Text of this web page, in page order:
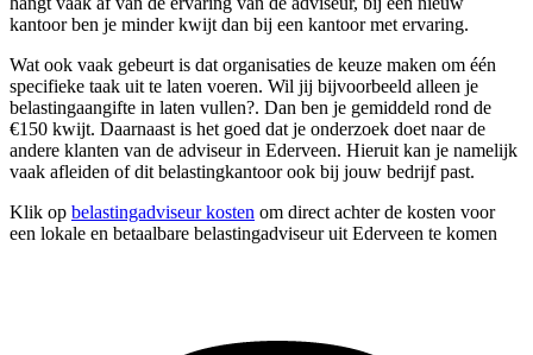
kantoor ben je minder kwijt dan bij een kantoor met ervaring.
Wat ook vaak gebeurt is dat organisaties de keuze maken om één
specifieke taak uit te laten voeren. Wil jij bijvoorbeeld alleen je
belastingaangifte in laten vullen?. Dan ben je gemiddeld rond de
€150 kwijt. Daarnaast is het goed dat je onderzoek doet naar de
andere klanten van de adviseur in Ederveen. Hieruit kan je namelijk
vaak afleiden of dit belastingkantoor ook bij jouw bedrijf past.
Klik op belastingadviseur kosten om direct achter de kosten voor
een lokale en betaalbare belastingadviseur uit Ederveen te komen